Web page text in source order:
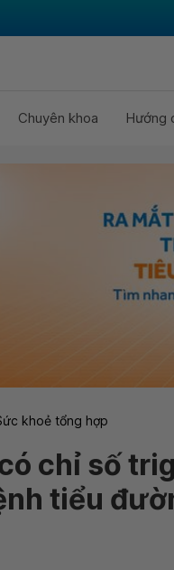
Chuyên khoa Hướng
khoẻ tổng hợp
chỉ số
tiểu